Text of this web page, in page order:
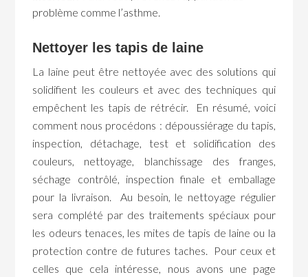
problème comme l’asthme.
Nettoyer les tapis de laine
La laine peut être nettoyée avec des solutions qui
solidifient les couleurs et avec des techniques qui
empêchent les tapis de rétrécir. En résumé, voici
comment nous procédons : dépoussiérage du tapis,
inspection, détachage, test et solidification des
couleurs, nettoyage, blanchissage des franges,
séchage contrôlé, inspection finale et emballage
pour la livraison. Au besoin, le nettoyage régulier
sera complété par des traitements spéciaux pour
les odeurs tenaces, les mites de tapis de laine ou la
protection contre de futures taches. Pour ceux et
celles que cela intéresse, nous avons une page